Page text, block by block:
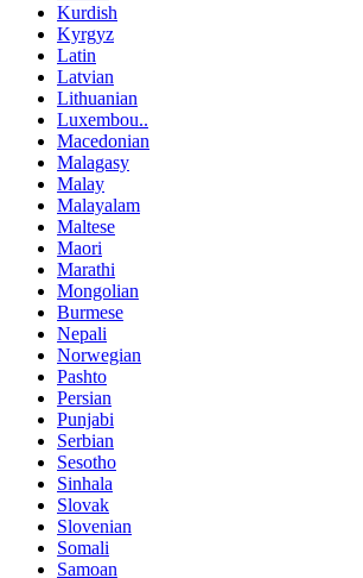
Kurdish
Kyrgyz
Latin
Latvian
Lithuanian
Luxembou..
Macedonian
Malagasy
Malay
Malayalam
Maltese
Maori
Marathi
Mongolian
Burmese
Nepali
Norwegian
Pashto
Persian
Punjabi
Serbian
Sesotho
Sinhala
Slovak
Slovenian
Somali
Samoan